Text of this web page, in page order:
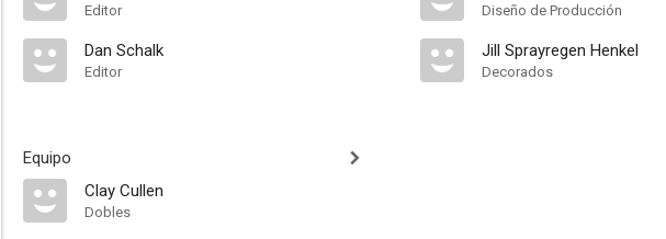
Editor
Dan Schalk
Editor
Equipo
Clay Cullen
Dobles
Diseño de Producción
Jill Sprayregen Henkel
Decorados